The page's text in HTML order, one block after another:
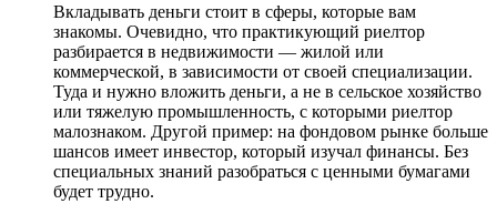
Вкладывать деньги стоит в сферы, которые вам
знакомы. Очевидно, что практикующий риелтор
разбирается в недвижимости — жилой или
коммерческой, в зависимости от своей специализации.
Туда и нужно вложить деньги, а не в сельское хозяйство
или тяжелую промышленность, с которыми риелтор
малознаком. Другой пример: на фондовом рынке больше
шансов имеет инвестор, который изучал финансы. Без
специальных знаний разобраться с ценными бумагами
будет трудно.